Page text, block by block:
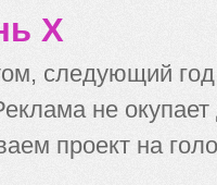
X
следующий
не
проект на